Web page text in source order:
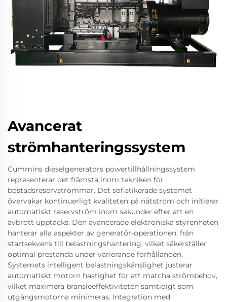
Avancerat
strömhanteringssystem
Cummins dieselgenerators powertillhållningssystem
representerar det främsta inom tekniken för
bostadsreservströmmar. Det sofistikerade systemet
övervakar kontinuerligt kvaliteten på nätström och initierar
automatiskt reservström inom sekunder efter att en
avbrott upptäcks. Den avancerade elektroniska styrenheten
hanterar alla aspekter av generatör-operationen, från
startsekvens till belastningshantering, vilket säkerställer
optimal prestanda under varierande förhållanden.
Systemets intelligent belastningskänslighet justerar
automatiskt motorn hastighet för att matcha strömbehov,
vilket maximera bränsleeffektiviteten samtidigt som
utgångsmotorna minimeras. Integration med